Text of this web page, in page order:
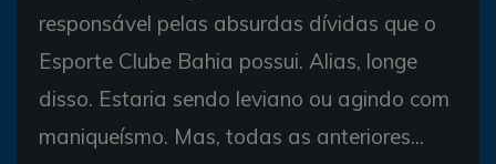
responsável pelas absurdas dívidas que o
Esporte Clube Bahia possui. Alias, longe
disso. Estaria sendo leviano ou agindo com
maniqueísmo. Mas, todas as anteriores...